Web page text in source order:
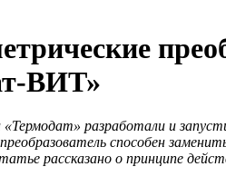
ВИТ»
разработали и
способен
рассказано о принципе